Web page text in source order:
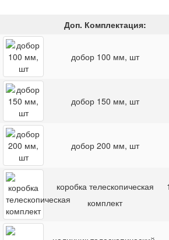
Доп. Комплектация:
добор 100 мм, шт
добор 150 мм, шт
добор 200 мм, шт
коробка телескопическая
комплект